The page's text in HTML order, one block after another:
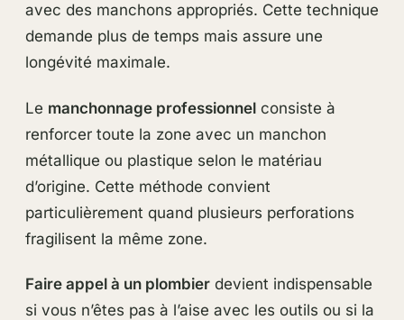
avec des manchons appropriés. Cette technique
demande plus de temps mais assure une
longévité maximale.
Le manchonnage professionnelconsiste à
renforcer toute la zone avec un manchon
métallique ou plastique selon le matériau
d’origine. Cette méthode convient
particulièrement quand plusieurs perforations
fragilisent la même zone.
Faire appel à un plombierdevient indispensable
si vous n’êtes pas à l’aise avec les outils ou si la